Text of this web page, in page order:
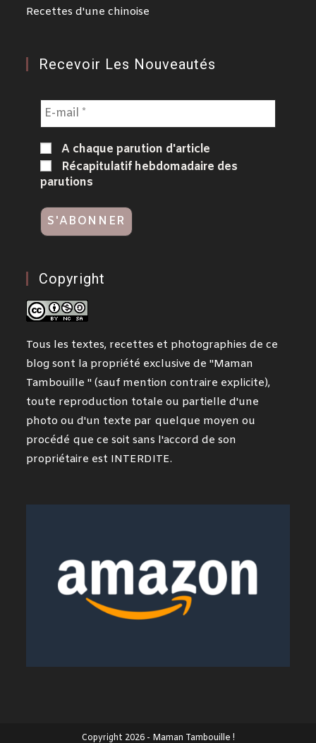
Recettes d'une chinoise
Recevoir Les Nouveautés
A chaque parution d'article
Récapitulatif hebdomadaire des
parutions
Copyright
Tous les textes, recettes et photographies de ce
blog sont la propriété exclusive de "Maman
Tambouille " (sauf mention contraire explicite),
toute reproduction totale ou partielle d'une
photo ou d'un texte par quelque moyen ou
procédé que ce soit sans l'accord de son
propriétaire est INTERDITE.
Copyright 2026 - Maman Tambouille !